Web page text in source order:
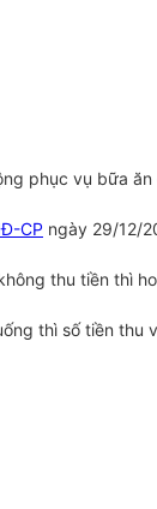
phục vụ bữa
CP ngày 29/12/
thu tiền thì
thì số tiền